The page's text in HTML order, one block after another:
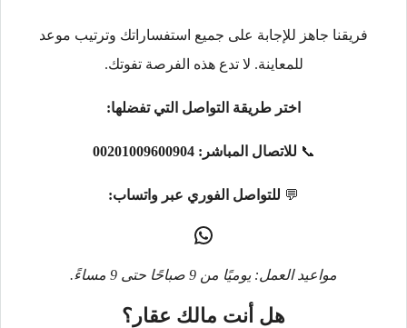
فريقنا جاهز للإجابة على جميع استفساراتك وترتيب موعد
للمعاينة. لا تدع هذه الفرصة تفوتك.
اختر طريقة التواصل التي تفضلها:
📞 للاتصال المباشر: 00201009600904
💬 للتواصل الفوري عبر واتساب:
مواعيد العمل: يوميًا من 9 صباحًا حتى 9 مساءً.
هل أنت مالك عقار؟